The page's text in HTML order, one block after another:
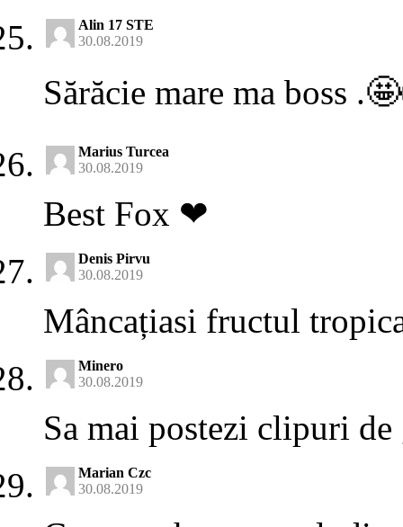
Alin 17 STE
30.08.2019
Sărăcie mare ma boss
Marius Turcea
30.08.2019
Best Fox ❤
Denis Pirvu
30.08.2019
Mâncațiasi fructul
Minero
30.08.2019
Sa mai postezi clipuri de
Marian Czc
30.08.2019